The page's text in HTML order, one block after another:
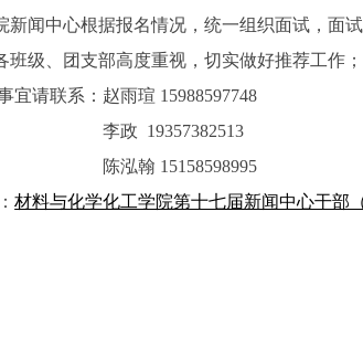
新闻中心根据报名情况，统一组织面试，面
班级、团支部高度重视，切实做好推荐工作；
宜请联系：赵雨瑄 15988597748
李政 19357382513
陈泓翰 15158598995
材料与化学化工学院第十七届新闻中心干部